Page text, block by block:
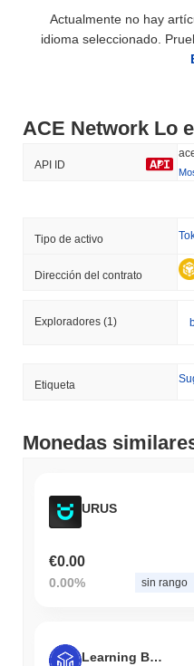
Actualmente no hay
idioma seleccionado.
ACE Network Lo
API ID
Tipo de activo
Dirección del contrato
Exploradores (1)
Etiqueta
Monedas
URUS
€0.00
0.00% sin rango
Learning Block